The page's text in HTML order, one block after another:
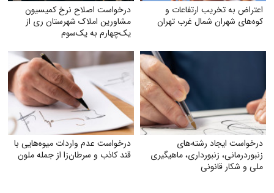
اعتراض به تخریب ارتفاعات و
کوه‌های شهران شمال غرب تهران
درخواست اصلاح نرخ کمیسیون
مشاورین املاک شهرستان ری از
یک‌چهارم به یک‌سوم
درخواست ایجاد رشته‌های
زنبوردرمانی، زنبورداری، ماهیگیری
ملی و شکار قانونی
درخواست عدم واردات میوه‌هایی با
قند کاذب و سرطان‌زا از جمله ملون